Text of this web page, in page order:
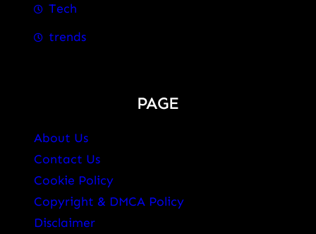
Tech
trends
PAGE
About Us
Contact Us
Cookie Policy
Copyright & DMCA Policy
Disclaimer